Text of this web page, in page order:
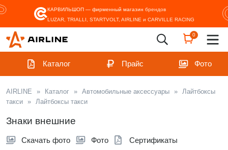
КАРВИЛЬШОП — фирменный магазин брендов
LUZAR, TRIALLI, STARTVOLT, AIRLINE и CARVILLE RACING
0
Каталог Прайс Фото
AIRLINE » Каталог » Автомобильные аксессуары » Лайтбоксы
такси » Лайтбоксы такси
Знаки внешние
Скачать фото Фото
Сертификаты